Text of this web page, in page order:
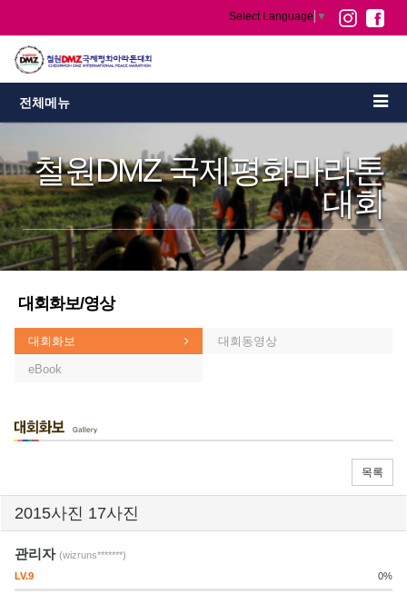
Select Language ▼
전체메뉴
철원DMZ 국제평화마라톤
대회
대회화보/영상
대회화보 대회동영상
eBook
목록
2015사진 17사진
관리자 (wizruns*******)
LV.9
0%